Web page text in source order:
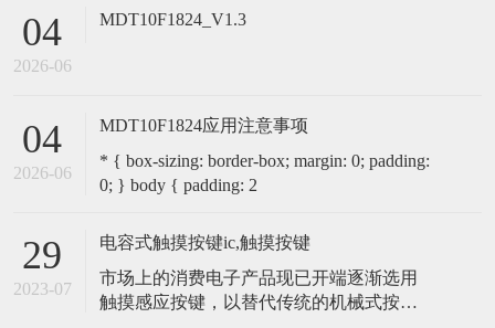
踪浮漂的位置，并判断鱼是否咬钩。洪胜
04
2026-06
MDT10F1824_V1.3
04
2026-06
MDT10F1824应用注意事项
* { box-sizing: border-box; margin: 0; padding:
0; } body { padding: 2
29
2023-07
电容式触摸按键ic,触摸按键
市场上的消费电子产品现已开端逐渐选用
触摸感应按键，以替代传统的机械式按